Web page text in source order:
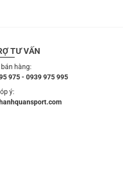
TƯ VẤN
hàng:
975 - 0939 975 995
ý: